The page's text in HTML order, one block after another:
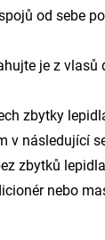
od sebe
je z
zbytky
v následující
zbytků
nebo